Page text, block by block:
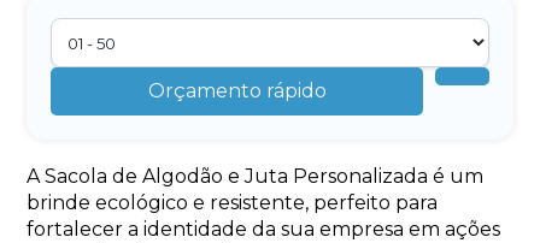
Orçamento rápido
A Sacola de Algodão e Juta Personalizada é um
brinde ecológico e resistente, perfeito para
fortalecer a identidade da sua empresa em ações